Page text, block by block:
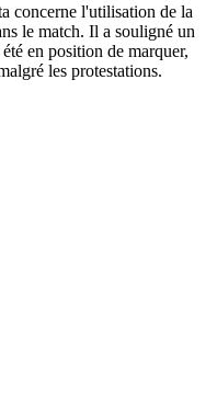
concerne l'utilisation de la
le match. Il a souligné un
en position de marquer,
les protestations.